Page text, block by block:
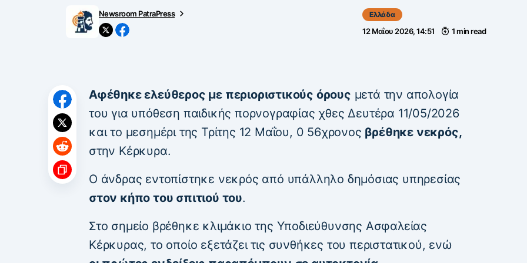
Newsroom PatraPress Ελλάδα
12 Μαΐου 2026, 14:51 1 min read
Αφέθηκε ελεύθερος με περιοριστικούς όρους μετά την απολογία
του για υπόθεση παιδικής πορνογραφίας χθες Δευτέρα 11/05/2026
και το μεσημέρι της Τρίτης 12 Μαΐου, 0 56χρονος βρέθηκε νεκρός,
στην Κέρκυρα.
Ο άνδρας εντοπίστηκε νεκρός από υπάλληλο δημόσιας υπηρεσίας
στον κήπο του σπιτιού του.
Στο σημείο βρέθηκε κλιμάκιο της Υποδιεύθυνσης Ασφαλείας
Κέρκυρας, το οποίο εξετάζει τις συνθήκες του περιστατικού, ενώ